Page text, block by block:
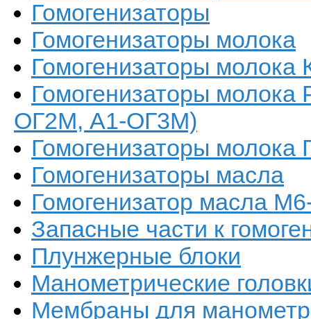
Гомогенизаторы
Гомогенизаторы молока
Гомогенизаторы молока
Гомогенизаторы
ОГ2М, А1-ОГ3М)
Гомогенизаторы молока
Гомогенизаторы масла
Гомогенизатор масла
Запасные части к
Плунжерные блоки
Манометрические
Мембраны для